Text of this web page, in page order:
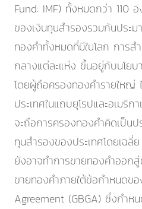
Fund: IMF) ทั้งหมดกว่า 110
ของเงินทุนสำรองรวมกันปร
ทองคำทั้งหมดที่มีในโลก การส
กลางแต่ละแห่ง ขึ้นอยู่กับนโยบ
โดยผู้ถือครองทองคำรายใหญ่
ประเทศในแถบยุโรปและอเมริ
จะถือการครองทองคำคิดเป็น
ทุนสำรองของประเทศโดยเฉ
ยังอาจทำการขายทองคำออก
ขายทองคำภายใต้ข้อกำหนดข
Agreement (GBGA) ซึ่งกำหน